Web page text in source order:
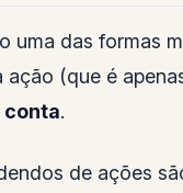
uma das formas
ação (que é
conta.
de ações